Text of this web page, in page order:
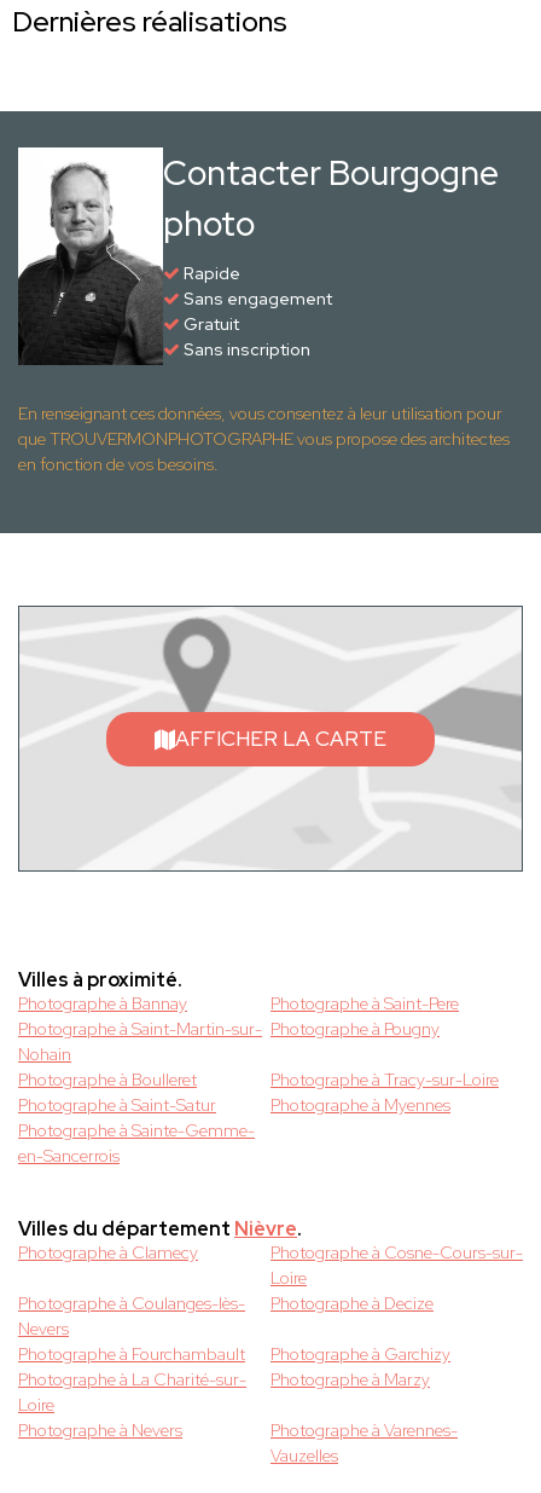
Dernières réalisations
Contacter Bourgogne
photo
Rapide
Sans engagement
Gratuit
Sans inscription
En renseignant ces données, vous consentez à leur utilisation pour
que TROUVERMONPHOTOGRAPHE vous propose des architectes
en fonction de vos besoins.
AFFICHER LA CARTE
Villes à proximité.
Photographe à Bannay
Photographe à Saint-Pere
Photographe à Saint-Martin-sur-
Nohain
Photographe à Pougny
Photographe à Boulleret
Photographe à Tracy-sur-Loire
Photographe à Saint-Satur
Photographe à Myennes
Photographe à Sainte-Gemme-
en-Sancerrois
Villes du département Nièvre.
Photographe à Clamecy
Photographe à Cosne-Cours-sur-
Loire
Photographe à Coulanges-lès-
Nevers
Photographe à Decize
Photographe à Fourchambault
Photographe à Garchizy
Photographe à La Charité-sur-
Loire
Photographe à Marzy
Photographe à Nevers
Photographe à Varennes-
Vauzelles